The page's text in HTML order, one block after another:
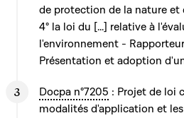
de protection de la nature et
4° la loi du [...] relative à
l'environnement -
Présentation et adoption
Docpa n°7205 : Projet de loi
modalités d'application et